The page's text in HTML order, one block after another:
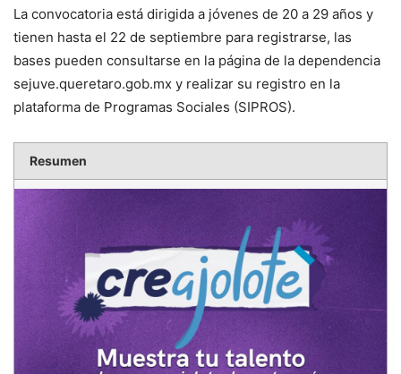
La convocatoria está dirigida a jóvenes de 20 a 29 años y
tienen hasta el 22 de septiembre para registrarse, las
bases pueden consultarse en la página de la dependencia
sejuve.queretaro.gob.mx y realizar su registro en la
plataforma de Programas Sociales (SIPROS).
Resumen